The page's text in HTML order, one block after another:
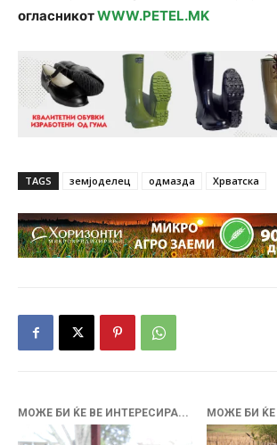
огласникотWWW.PETEL.MK
TAGS земјоделец одмазда Хрватска
МОЖЕ БИ ЌЕ ВЕ ИНТЕРЕСИРА... МОЖЕ БИ ЌЕ